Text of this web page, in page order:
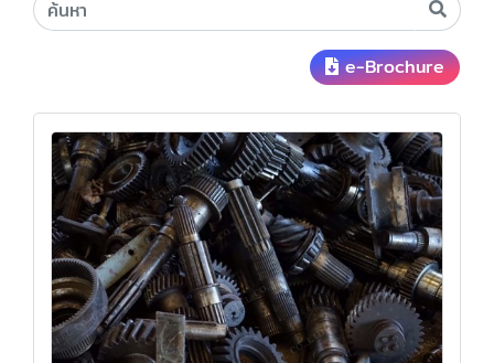
e-Brochure